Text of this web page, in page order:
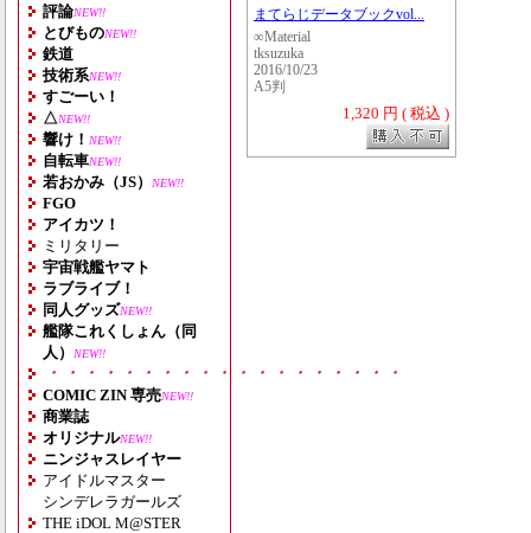
評論NEW!!
とびものNEW!!
鉄道
技術系NEW!!
すごーい！
△NEW!!
響け！ NEW!!
自転車NEW!!
若おかみ（JS） NEW!!
FGO
アイカツ！
ミリタリー
宇宙戦艦ヤマト
ラブライブ！
同人グッズNEW!!
艦隊これくしょん（同
人）
NEW!!
・・・・・・・・・・・・・・・・・・・
COMIC ZIN 専売NEW!!
商業誌
オリジナルNEW!!
ニンジャスレイヤー
アイドルマスター
シンデレラガールズ
THE iDOL M@STER
まてらじデータブックvol...
∞Material
tksuzuka
2016/10/23
A5判
1,320 円 ( 税込 )